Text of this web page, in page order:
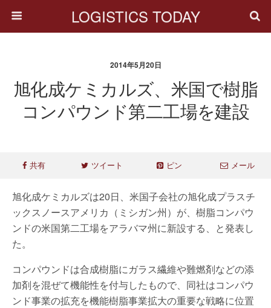
LOGISTICS TODAY
2014年5月20日
旭化成ケミカルズ、米国で樹脂
コンパウンド第二工場を建設
共有 ツイート ピン メール
旭化成ケミカルズは20日、米国子会社の旭化成プラスチ
ックスノースアメリカ（ミシガン州）が、樹脂コンパウ
ンドの米国第二工場をアラバマ州に新設する、と発表し
た。
コンパウンドは合成樹脂にガラス繊維や難燃剤などの添
加剤を混ぜて機能性を付与したもので、同社はコンパウ
ンド事業の拡充を機能樹脂事業拡大の重要な戦略に位置